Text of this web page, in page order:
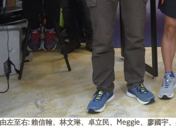
由左至右: 賴信翰、林文琳、卓立民、Meggie、廖國宇